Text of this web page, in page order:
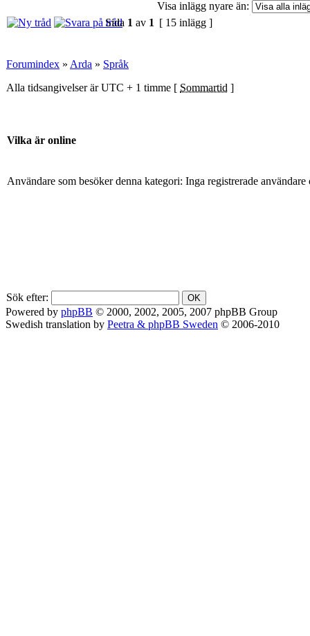
Visa inlägg nyare än:
Sida 1 av 1 [ 15 inlägg ]
Forumindex » Arda » Språk
Alla tidsangivelser är UTC + 1 timme [ Sommartid ]
Vilka är online
Användare som besöker denna kategori: Inga registrerade användare
Sök efter:
Powered by phpBB © 2000, 2002, 2005, 2007 phpBB Group
Swedish translation by Peetra & phpBB Sweden © 2006-2010